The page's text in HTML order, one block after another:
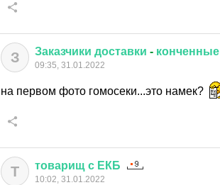
З Заказчики доставки - конченные
09:35, 31.01.2022
на первом фото гомосеки...это намек?
Т товарищ с ЕКБ
10:02, 31.01.2022